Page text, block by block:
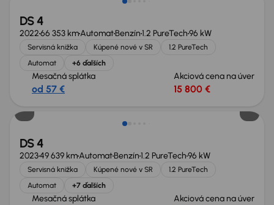
DS 4
202266 353 kmAutomatBenzín1.2 PureTech96 kW
Servisná knižka Kúpené nové v SR
1.2 PureTech
Automat
+6 ďalších
Mesačná splátka
od 57 €
Akciová cena na úver
15 800 €
DS 4
202349 639 kmAutomatBenzín1.2 PureTech96 kW
Servisná knižka Kúpené nové v SR
1.2 PureTech
Automat
+7 ďalších
Mesačná splátka Akciová cena na úver